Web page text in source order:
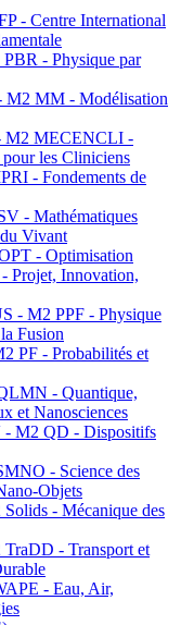
- Centre International
- Physique par
MM - Modélisation
MECENCLI -
les Cliniciens
- Fondements de
- Mathématiques
Vivant
- Optimisation
Projet, Innovation,
- M2 PPF - Physique
Fusion
PF - Probabilités et
- Quantique,
et Nanosciences
M2 QD - Dispositifs
- Science des
Objets
- Mécanique des
- Transport et
- Eau, Air,